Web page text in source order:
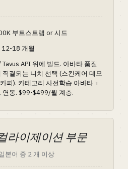
부트스트랩 or 시드
12-18 개월
API 위에 빌드. 아바타 품질
직결되는 니치 선택 (스킨케어 데모
피). 카테고리 사전학습 아바타 +
연동. $99-$499/월 계층.
라이제이션 부문
본어 중 2 개 이상